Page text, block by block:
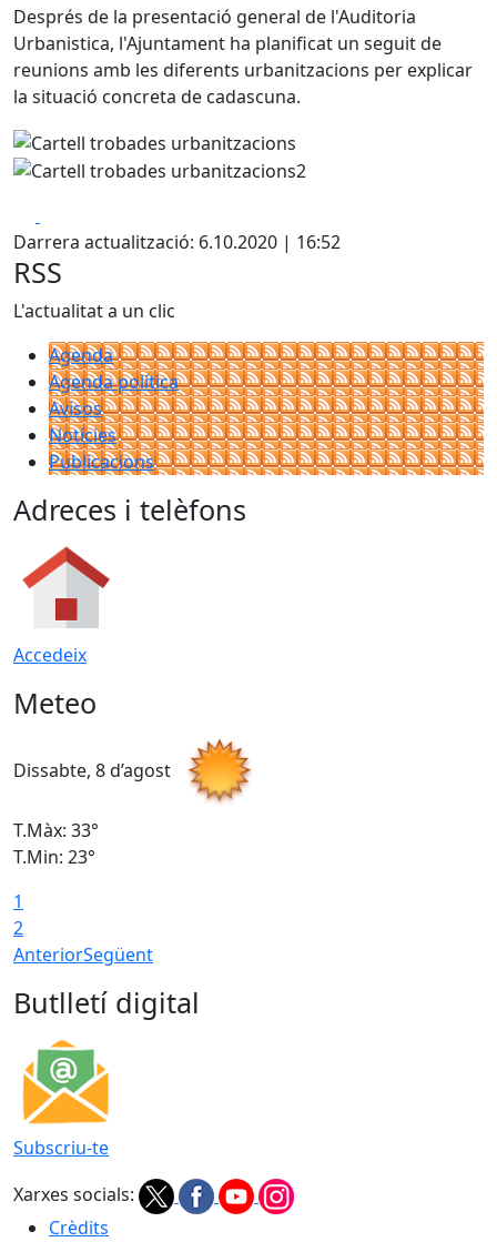
Després de la presentació general de l'Auditoria
Urbanistica, l'Ajuntament ha planificat un seguit de
reunions amb les diferents urbanitzacions per explicar
la situació concreta de cadascuna.
Darrera actualització: 6.10.2020 | 16:52
RSS
L'actualitat a un clic
Agenda
Agenda política
Avisos
Notícies
Publicacions
Adreces i telèfons
Accedeix
Meteo
Dissabte, 8 d’agost
T.Màx: 33°
T.Min: 23°
1
2
AnteriorSegüent
Butlletí digital
Subscriu-te
Xarxes socials:
Crèdits